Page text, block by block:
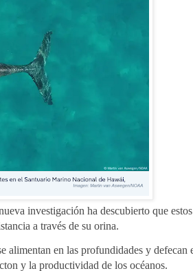
investigación ha descubierto que estos
a través de su orina.
alimentan en las profundidades y defecan
y la productividad de los océanos.